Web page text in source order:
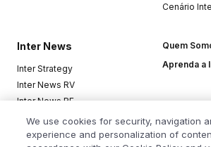
Cenário
Inter News
Inter Strategy
Inter News RV
Inter News RF
Top Funds
Quem
Aprenda a
We use cookies for security, navigation
experience and personalization of